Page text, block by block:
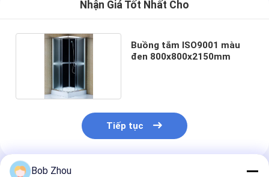
Nhận Giá Tốt Nhất Cho
Buồng tắm ISO9001 màu
đen 800x800x2150mm
Tiếp tục
Bob Zhou